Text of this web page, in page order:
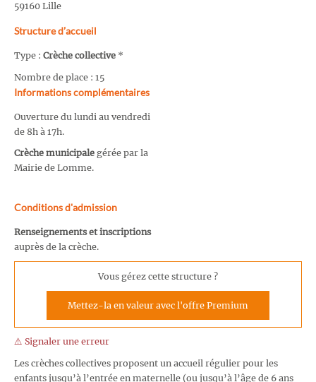
59160 Lille
Structure d’accueil
Type : Crèche collective *
Nombre de place : 15
Informations complémentaires
Ouverture du lundi au vendredi
de 8h à 17h.
Crèche municipale gérée par la
Mairie de Lomme.
Conditions d'admission
Renseignements et inscriptions
auprès de la crèche.
Vous gérez cette structure ?
Mettez-la en valeur avec l'offre Premium
⚠️ Signaler une erreur
Les crèches collectives proposent un accueil régulier pour les
enfants jusqu’à l’entrée en maternelle (ou jusqu’à l’âge de 6 ans